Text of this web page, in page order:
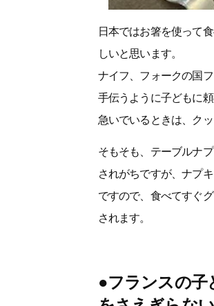
日本ではお箸を使って
しいと思います。
ナイフ、フォークの国
手伝うように子どもに
急いでいるときは、ク
そもそも、テーブルナ
されがちですが、ナプ
ですので、食べてすぐ
されます。
●フランスの子